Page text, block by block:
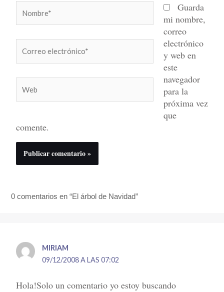
electrónico*
Guarda
mi nombre,
correo
electrónico
y web en
este
navegador
para la
próxima vez
que
comente.
0 comentarios en “El árbol de Navidad”
MIRIAM
09/12/2008 A LAS 07:02
Hola!Solo un comentario yo estoy buscando